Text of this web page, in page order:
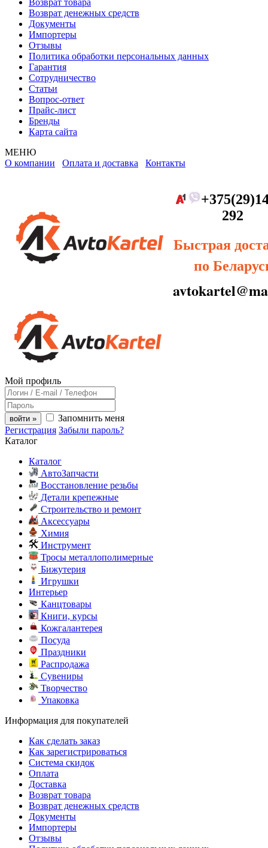
Возврат товара
Возврат денежных средств
Документы
Импортеры
Отзывы
Политика обработки персональных данных
Гарантия
Сотрудничество
Статьи
Вопрос-ответ
Прайс-лист
Бренды
Карта сайта
МЕНЮ
О компании Оплата и доставка Контакты
292
Быстрая
по
Мой профиль
войти »
Запомнить меня
Регистрация Забыли пароль?
Каталог
Каталог
АвтоЗапчасти
Восстановление резьбы
Детали крепежные
Строительство и ремонт
Аксессуары
Химия
Инструмент
Тросы металлополимерные
Бижутерия
Игрушки
Интерьер
Канцтовары
Книги, курсы
Кожгалантерея
Посуда
Праздники
Распродажа
Сувениры
Творчество
Упаковка
Информация для покупателей
Как сделать заказ
Как зарегистрироваться
Система скидок
Оплата
Доставка
Возврат товара
Возврат денежных средств
Документы
Импортеры
Отзывы